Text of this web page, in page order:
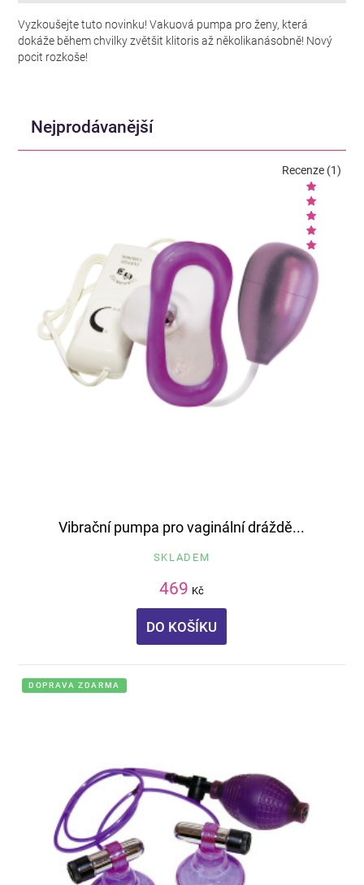
Vyzkoušejte tuto novinku! Vakuová pumpa pro ženy, která
dokáže během chvilky zvětšit klitoris až několikanásobně! Nový
pocit rozkoše!
Nejprodávanější
Vibrační pumpa pro vaginální dráždě...
SKLADEM
469 Kč
DO KOŠÍKU
Recenze (1)
DOPRAVA ZDARMA